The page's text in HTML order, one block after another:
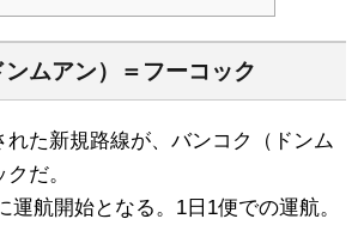
ムアン）＝フーコック
れた新規路線が、バンコク（ドンム
だ。
運航開始となる。1日1便での運航。